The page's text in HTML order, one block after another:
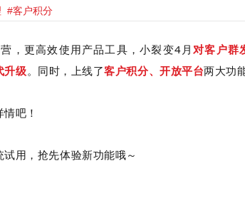
#客户积分
，更高效使用产品工具，小裂变4月对客户群
升级。同时，上线了客户积分、开放平台两大功
吧！
用，抢先体验新功能哦～